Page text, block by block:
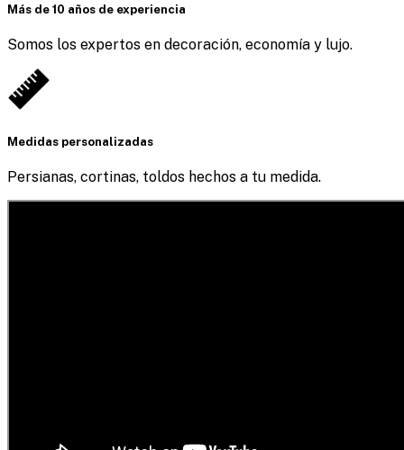
Más de 10 años de experiencia
Somos los expertos en decoración, economía y lujo.
Medidas personalizadas
Persianas, cortinas, toldos hechos a tu medida.